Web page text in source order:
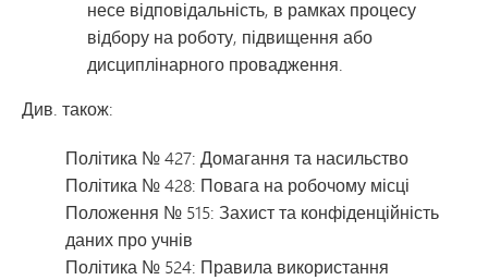
несе відповідальність, в рамках процесу
відбору на роботу, підвищення або
дисциплінарного провадження.
Див. також:
Політика № 427: Домагання та насильство
Політика № 428: Повага на робочому місці
Положення № 515: Захист та конфіденційність
даних про учнів
Політика № 524: Правила використання